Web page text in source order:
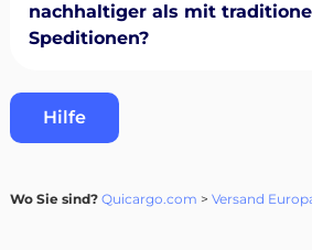
nachhaltiger als mit
Speditionen?
Hilfe
Wo Sie sind? Quicargo.com > Versand